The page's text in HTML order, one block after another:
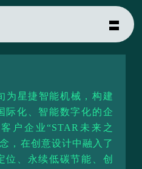
为星捷智能机械，构建
际化、智能数字化的企
户企业“STAR未来之
，在创意设计中融入了
位、永续低碳节能、创